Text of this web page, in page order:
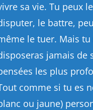
sa vie. Tu peux le
le battre,
le tuer. Mais tu
jamais de
les plus
comme si tu es
ou jaune)